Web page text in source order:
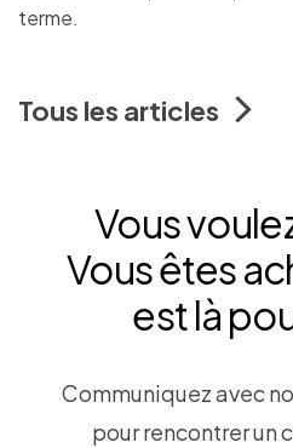
terme.
Tous les articles
Vous
Vous êtes
est là
Communiquez avec
pour rencontrer un